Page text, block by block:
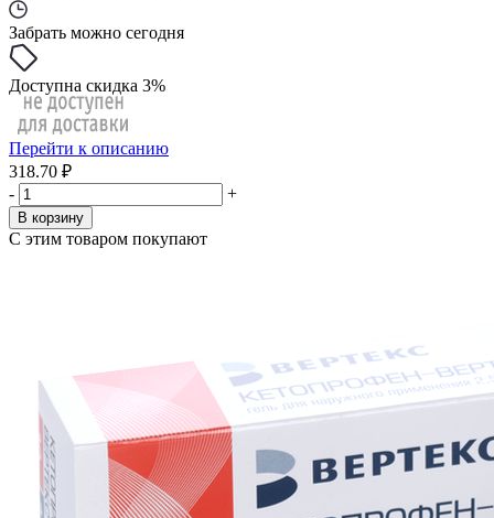
Забрать можно сегодня
Доступна скидка 3%
Перейти к описанию
318.70 ₽
-
+
В корзину
С этим товаром покупают